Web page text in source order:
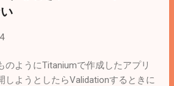
コードは上記サイトを参考に。 サー
起動しているかどうかのチェックは
うにする。 if
'testservice.js'}))) {
IS running'); } この辺は
のようにTitaniumで作成したアプリ
しようとしたらValidationするときに